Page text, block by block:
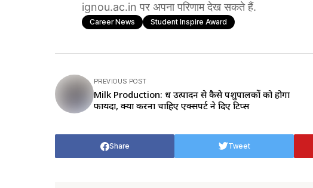
ignou.ac.in पर अपना परिणाम देख सकते हैं.
Career News Student Inspire Award
PREVIOUS POST
Milk Production: दूध उत्पादन से कैसे पशुपालकों को होगा
फायदा, क्या करना चाहिए एक्सपर्ट ने दिए टिप्स
Share Tweet